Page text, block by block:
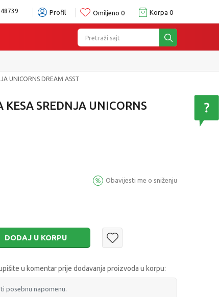
Profil Omiljeno 0 Korpa 0
Pretraži sajt
UNICORNS DREAM ASST
SREDNJA UNICORNS
Obavijesti me o sniženju
DODAJ U KORPU
u komentar prije dodavanja proizvoda u korpu: